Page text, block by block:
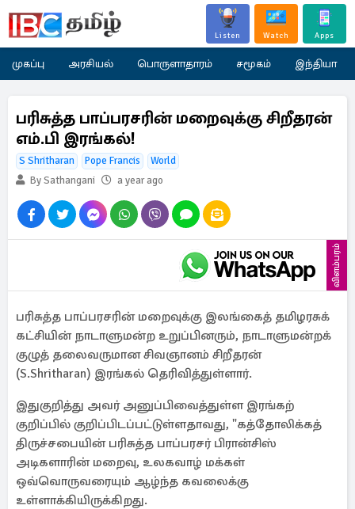
Listen Watch Apps
முகப்பு அரசியல் பொருளாதாரம் சமூகம் இந்தியா
பரிசுத்த பாப்பரசரின் மறைவுக்கு சிறீதரன்
எம்.பி இரங்கல்!
S Shritharan Pope Francis
World
By Sathangani
a year ago
விளம்பரம்
பரிசுத்த பாப்பரசரின் மறைவுக்கு இலங்கைத் தமிழரசுக்
கட்சியின் நாடாளுமன்ற உறுப்பினரும், நாடாளுமன்றக்
குழுத் தலைவருமான சிவஞானம் சிறீதரன்
(S.Shritharan) இரங்கல் தெரிவித்துள்ளார்.
இதுகுறித்து அவர் அனுப்பிவைத்துள்ள இரங்கற்
குறிப்பில் குறிப்பிடப்பட்டுள்ளதாவது, "கத்தோலிக்கத்
திருச்சபையின் பரிசுத்த பாப்பரசர் பிரான்சிஸ்
அடிகளாரின் மறைவு, உலகவாழ் மக்கள்
ஒவ்வொருவரையும் ஆழ்ந்த கவலைக்கு
உள்ளாக்கியிருக்கிறது.